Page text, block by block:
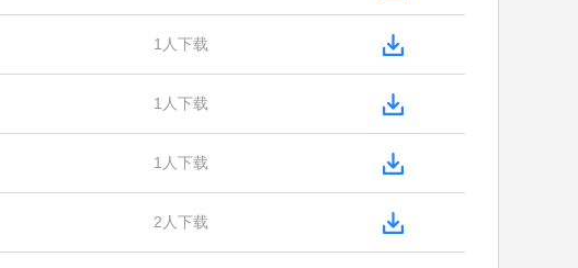
1人下载
1人下载
1人下载
2人下载